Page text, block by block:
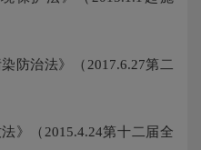
治法》（2017.6.27第二
（2015.4.24第十二届全